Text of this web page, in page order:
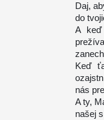
Daj,
do
A keď
Keď
nás
A ty,
našej